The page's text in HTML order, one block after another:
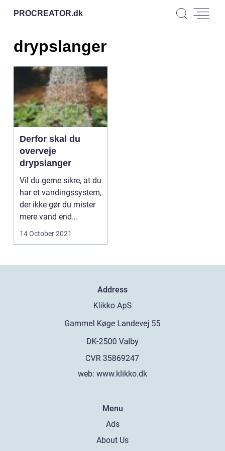
PROCREATOR.dk
drypslanger
Derfor skal du
overveje
drypslanger
Vil du gerne sikre, at du
har et vandingssystem,
der ikke gør du mister
mere vand end
nødvendigt? Så...
14 October 2021
Address
web: www.klikko.dk
Menu
Ads
About Us